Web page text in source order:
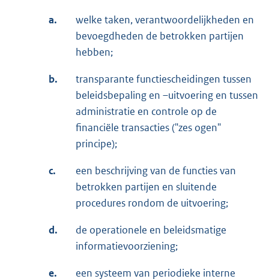
a.
welke taken, verantwoordelijkheden en
bevoegdheden de betrokken partijen
hebben;
b.
transparante functiescheidingen tussen
beleidsbepaling en –uitvoering en tussen
administratie en controle op de
financiële transacties ("zes ogen"
principe);
c.
een beschrijving van de functies van
betrokken partijen en sluitende
procedures rondom de uitvoering;
d.
de operationele en beleidsmatige
informatievoorziening;
e. een systeem van periodieke interne